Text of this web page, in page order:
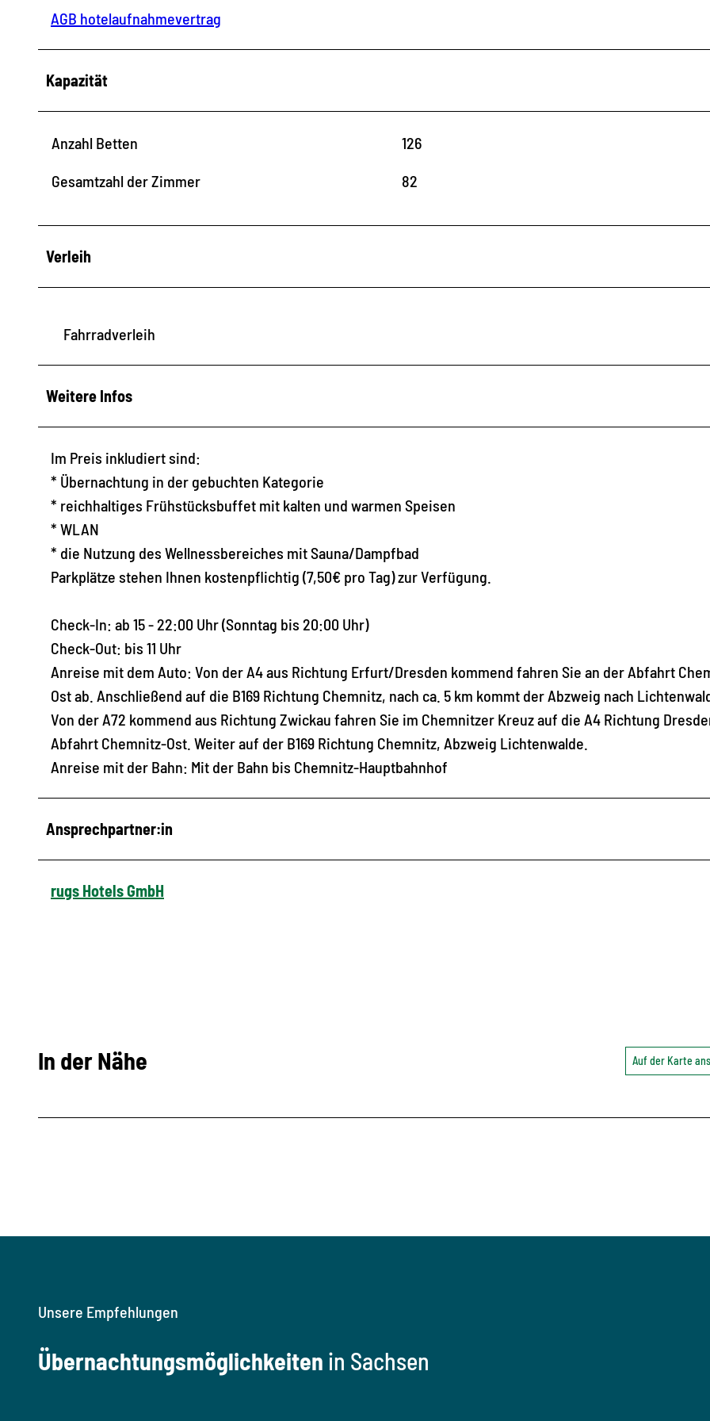
AGB hotelaufnahmevertrag
Kapazität
Anzahl Betten
126
Gesamtzahl der Zimmer
82
Verleih
Fahrradverleih
Weitere Infos
Im Preis inkludiert sind:
* Übernachtung in der gebuchten Kategorie
* reichhaltiges Frühstücksbuffet mit kalten und warmen Speisen
* WLAN
* die Nutzung des Wellnessbereiches mit Sauna/Dampfbad
Parkplätze stehen Ihnen kostenpflichtig (7,50€ pro Tag) zur Verfügung.
Check-In: ab 15 - 22:00 Uhr (Sonntag bis 20:00 Uhr)
Check-Out: bis 11 Uhr
Anreise mit dem Auto: Von der A4 aus Richtung Erfurt/Dresden kommend fahren Sie an der Abfahrt
Ost ab. Anschließend auf die B169 Richtung Chemnitz, nach ca. 5 km kommt der Abzweig nach
Von der A72 kommend aus Richtung Zwickau fahren Sie im Chemnitzer Kreuz auf die A4 Richtung
Abfahrt Chemnitz-Ost. Weiter auf der B169 Richtung Chemnitz, Abzweig Lichtenwalde.
Anreise mit der Bahn: Mit der Bahn bis Chemnitz-Hauptbahnhof
Ansprechpartner:in
rugs Hotels GmbH
In der Nähe Auf der Karte
Unsere Empfehlungen
Übernachtungsmöglichkeiten in Sachsen